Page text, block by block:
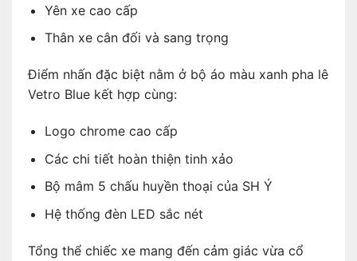
Yên xe cao cấp
Thân xe cân đối và sang trọng
Điểm nhấn đặc biệt nằm ở bộ áo màu xanh pha lê
Vetro Blue kết hợp cùng:
Logo chrome cao cấp
Các chi tiết hoàn thiện tinh xảo
Bộ mâm 5 chấu huyền thoại của SH Ý
Hệ thống đèn LED sắc nét
Tổng thể chiếc xe mang đến cảm giác vừa cổ